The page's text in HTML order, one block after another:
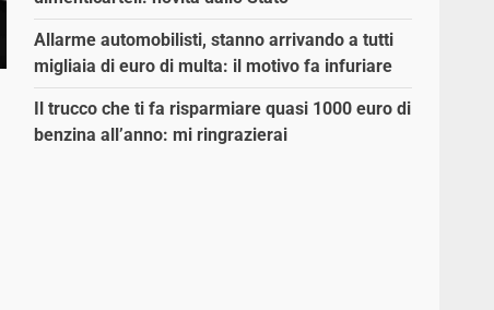
Allarme automobilisti, stanno arrivando a tutti
migliaia di euro di multa: il motivo fa infuriare
Il trucco che ti fa risparmiare quasi 1000 euro di
benzina all’anno: mi ringrazierai